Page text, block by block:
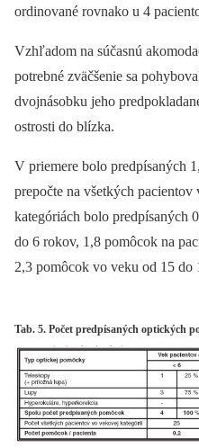
ordinované rovnako u 4
Vzhľadom na súčasnú
potrebné zväčšenie sa
dvojnásobku jeho
ostrosti do blízka.
V priemere bolo predpísaných
prepočte na všetkých
kategóriách bolo predpísaných
do 6 rokov, 1,8 pomôcok na
2,3 pomôcok vo veku od 15 do
Tab. 5. Počet predpísaných optických